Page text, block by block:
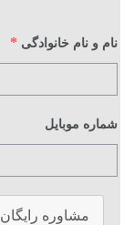
نام و نام خانوادگی *
شماره موبایل
مشاوره رایگان